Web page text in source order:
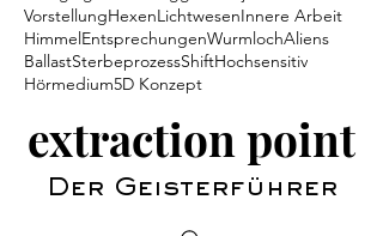
VorstellungHexenLichtwesenInnere Arbeit
HimmelEntsprechungenWurmlochAliens
BallastSterbeprozessShiftHochsensitiv
Hörmedium5D Konzept
extraction point
Der Geisterführer